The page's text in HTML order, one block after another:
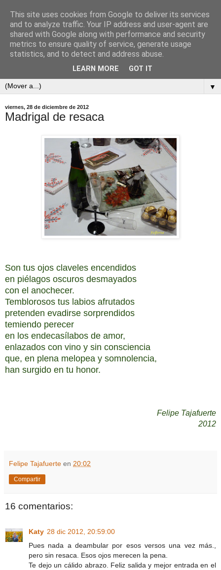
▼
viernes, 28 de diciembre de 2012
Madrigal de resaca
Son tus ojos claveles encendidos
en piélagos oscuros desmayados
con el anochecer.
Temblorosos tus labios afrutados
pretenden evadirse sorprendidos
temiendo perecer
en los endecasílabos de amor,
enlazados con vino y sin consciencia
que, en plena melopea y somnolencia,
han surgido en tu honor.
Felipe Tajafuerte
2012
Felipe Tajafuerte en 20:02
Compartir
16 comentarios:
Katy 28 dic 2012, 20:59:00
Pues nada a deambular por esos versos una vez más.,
pero sin resaca. Esos ojos merecen la pena.
Te dejo un cálido abrazo. Feliz salida y mejor entrada en el
This site uses cookies from Google to deliver its services
and to analyze traffic. Your IP address and user-agent are
shared with Google along with performance and security
metrics to ensure quality of service, generate usage
statistics, and to detect and address abuse.
LEARN MORE GOT IT